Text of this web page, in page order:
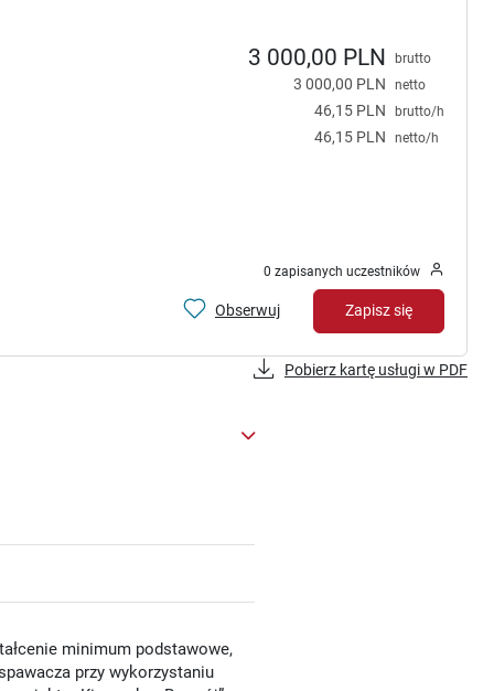
3 000,00 PLN brutto
3 000,00 PLN netto
46,15 PLN brutto/h
46,15 PLN netto/h
0 zapisanych uczestników
Obserwuj Zapisz się
Pobierz kartę usługi w PDF
minimum podstawowe,
przy wykorzystaniu